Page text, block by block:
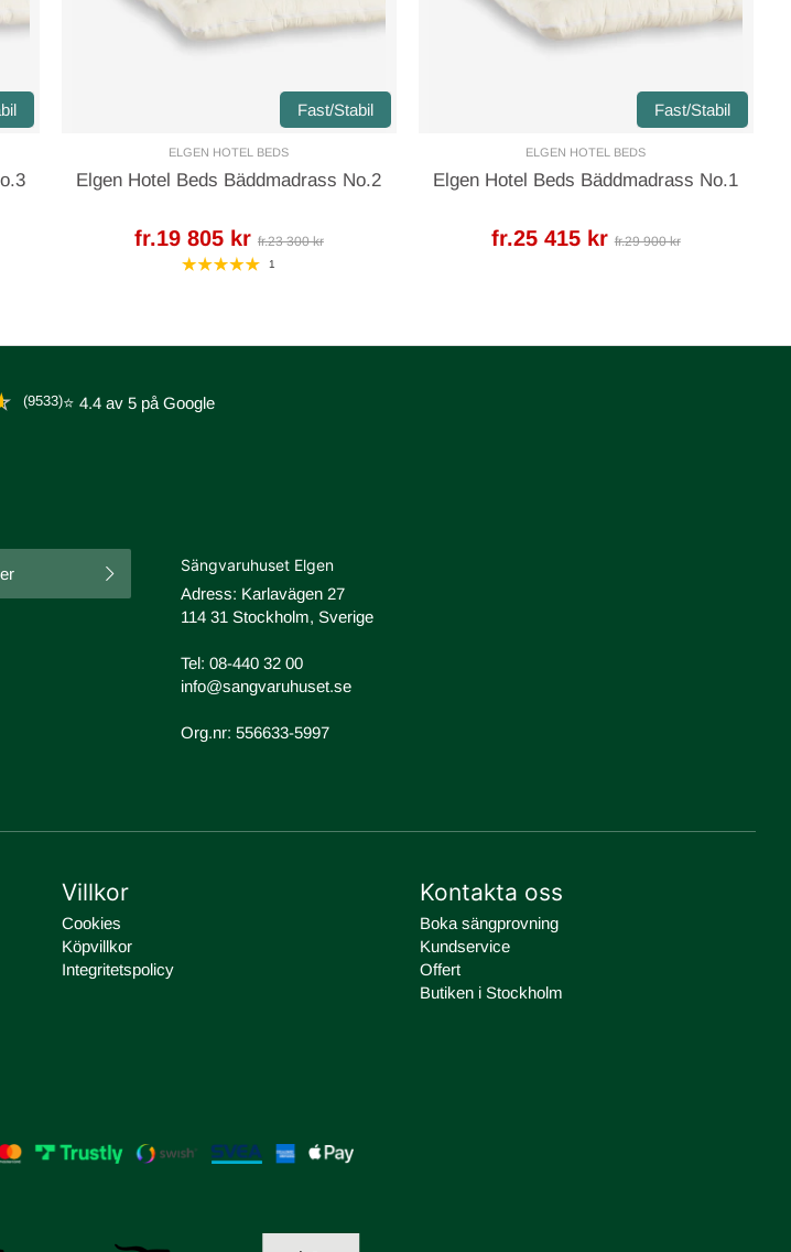
Fast/Stabil
ELGEN HOTEL BEDS
Elgen Hotel Beds Bäddmadrass No.2
fr.19 805 kr fr.23 300 kr
1
Fast/Stabil
ELGEN HOTEL BEDS
Elgen Hotel Beds Bäddmadrass No.1
fr.25 415 kr fr.29 900 kr
(9533)⭐ 4.4 av 5 på Google
Sängvaruhuset Elgen
Adress: Karlavägen 27
114 31 Stockholm, Sverige
Tel: 08-440 32 00
info@sangvaruhuset.se
Org.nr: 556633-5997
Villkor
Cookies
Köpvillkor
Integritetspolicy
Kontakta oss
Boka sängprovning
Kundservice
Offert
Butiken i Stockholm